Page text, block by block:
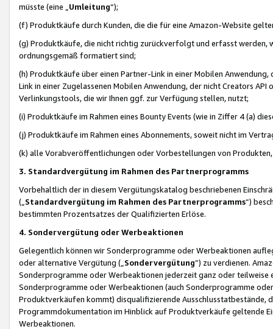
müsste (eine „ Umleitung“);
(f) Produktkäufe durch Kunden, die die für eine Amazon-Website
(g) Produktkäufe, die nicht richtig zurückverfolgt und erfasst werden,
ordnungsgemäß formatiert sind;
(h) Produktkäufe über einen Partner-Link in einer Mobilen
Link in einer Zugelassenen Mobilen Anwendung, der nicht Creators
Verlinkungstools, die wir Ihnen ggf. zur Verfügung stellen, nutzt;
(i) Produktkäufe im Rahmen eines Bounty Events (wie in Ziffer 4 (a)
(j) Produktkäufe im Rahmen eines Abonnements, soweit nicht im
(k) alle Vorabveröffentlichungen oder Vorbestellungen von
3. Standardvergütung im Rahmen des Partnerprogramms
Vorbehaltlich der in diesem Vergütungskatalog beschriebenen
(„ Standardvergütung im Rahmen des Partnerprogramms“)
bestimmten Prozentsatzes der Qualifizierten Erlöse.
4. Sondervergütung oder Werbeaktionen
Gelegentlich können wir Sonderprogramme oder Werbeaktionen
oder alternative Vergütung („ Sondervergütung”) zu verdienen.
Sonderprogramme oder Werbeaktionen jederzeit ganz oder
Sonderprogramme oder Werbeaktionen (auch Sonderprogramme
Produktverkäufen kommt) disqualifizierende Ausschlusstatbestände,
Programmdokumentation im Hinblick auf Produktverkäufe geltende
Werbeaktionen.